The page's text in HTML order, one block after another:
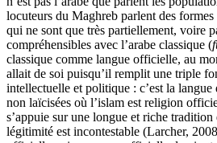
locuteurs du Maghreb parlent des formes
qui ne sont que très partiellement, voire
compréhensibles avec l’arabe classique (
classique comme langue officielle, au
allait de soi puisqu’il remplit une triple
intellectuelle et politique : c’est la langue
non laïcisées où l’islam est religion
s’appuie sur une longue et riche
légitimité est incontestable (Larcher,